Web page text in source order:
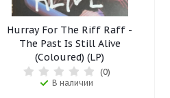
Hurray For The Riff Raff -
The Past Is Still Alive
(Coloured) (LP)
(0)
В наличии